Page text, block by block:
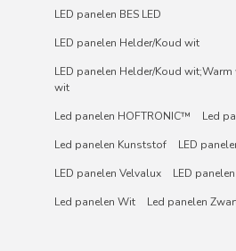
LED panelen BES LED
LED panelen Helder/Koud wit
LED panelen Helder/Koud
wit
Led panelen HOFTRONIC™
Led
Led panelen Kunststof
LED
LED panelen Velvalux
LED
Led panelen Wit
Led panelen